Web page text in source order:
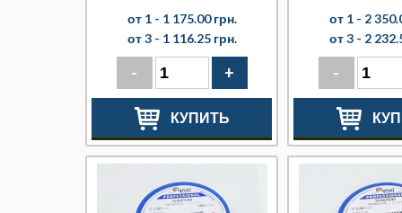
от 1 - 1 175.00 грн.
от 3 - 1 116.25 грн.
- +
КУПИТЬ
от 1 - 2
от 3 - 2
-